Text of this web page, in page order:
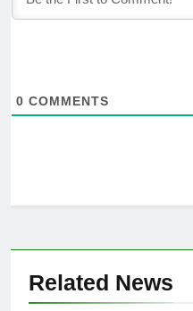
0 COMMENTS
Related News